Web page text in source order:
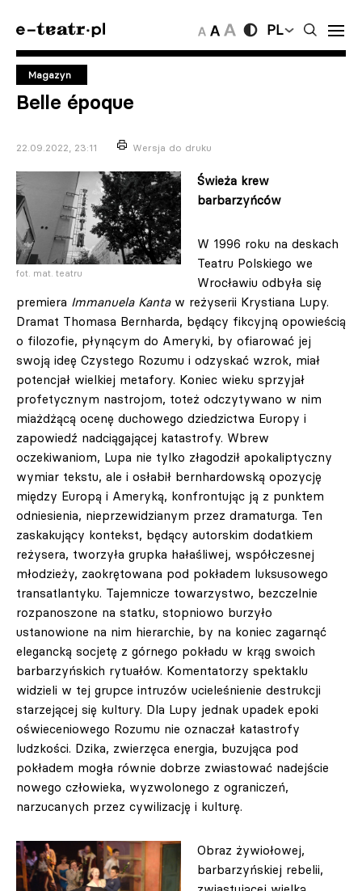
PL
Magazyn
Belle époque
22.09.2022, 23:11 Wersja do druku
fot. mat. teatru
Świeża krew
barbarzyńców
W 1996 roku na deskach
Teatru Polskiego we
Wrocławiu odbyła się
premiera Immanuela Kantaw reżyserii Krystiana Lupy.
Dramat Thomasa Bernharda, będący fikcyjną opowieścią
o filozofie, płynącym do Ameryki, by ofiarować jej
swoją ideę Czystego Rozumu i odzyskać wzrok, miał
potencjał wielkiej metafory. Koniec wieku sprzyjał
profetycznym nastrojom, toteż odczytywano w nim
miażdżącą ocenę duchowego dziedzictwa Europy i
zapowiedź nadciągającej katastrofy. Wbrew
oczekiwaniom, Lupa nie tylko złagodził apokaliptyczny
wymiar tekstu, ale i osłabił bernhardowską opozycję
między Europą i Ameryką, konfrontując ją z punktem
odniesienia, nieprzewidzianym przez dramaturga. Ten
zaskakujący kontekst, będący autorskim dodatkiem
reżysera, tworzyła grupka hałaśliwej, współczesnej
młodzieży, zaokrętowana pod pokładem luksusowego
transatlantyku. Tajemnicze towarzystwo, bezczelnie
rozpanoszone na statku, stopniowo burzyło
ustanowione na nim hierarchie, by na koniec zagarnąć
elegancką socjetę z górnego pokładu w krąg swoich
barbarzyńskich rytuałów. Komentatorzy spektaklu
widzieli w tej grupce intruzów ucieleśnienie destrukcji
starzejącej się kultury. Dla Lupy jednak upadek epoki
oświeceniowego Rozumu nie oznaczał katastrofy
ludzkości. Dzika, zwierzęca energia, buzująca pod
pokładem mogła równie dobrze zwiastować nadejście
nowego człowieka, wyzwolonego z ograniczeń,
narzucanych przez cywilizację i kulturę.
Obraz żywiołowej,
barbarzyńskiej rebelii,